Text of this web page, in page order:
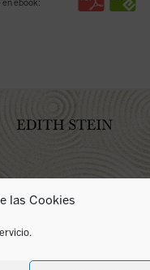
las Cookies
ebook:
ser eterno es la principal obra
de Stein, un diálogo entre
Husserl y santo Tomás de
que se extiende a Platón,
san Agustín, Duns Escoto,